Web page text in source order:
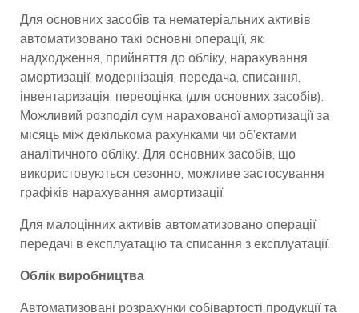
Для основних засобів та нематеріальних активів
автоматизовано такі основні операції, як:
надходження, прийняття до обліку, нарахування
амортизації, модернізація, передача, списання,
інвентаризація, переоцінка (для основних засобів).
Можливий розподіл сум нарахованої амортизації за
місяць між декількома рахунками чи об’єктами
аналітичного обліку. Для основних засобів, що
використовуються сезонно, можливе застосування
графіків нарахування амортизації.
Для малоцінних активів автоматизовано операції
передачі в експлуатацію та списання з експлуатації.
Облік виробництва
Автоматизовані розрахунки собівартості продукції та